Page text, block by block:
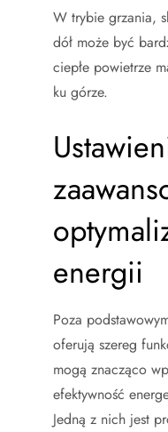
W trybie grzania,
dół może być
ciepłe powietrze
ku górze.
energii
Poza
oferują szereg
mogą znacząco
efektywność
Jedną z nich jest